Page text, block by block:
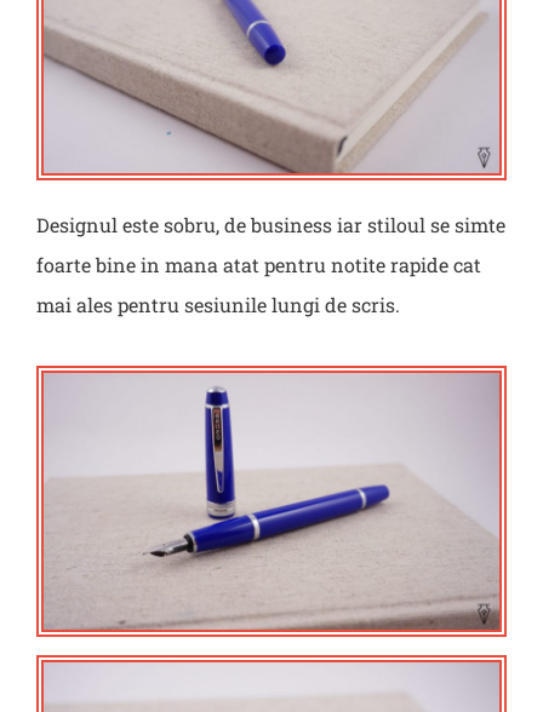
Designul este sobru, de business iar stiloul se simte
foarte bine in mana atat pentru notite rapide cat
mai ales pentru sesiunile lungi de scris.